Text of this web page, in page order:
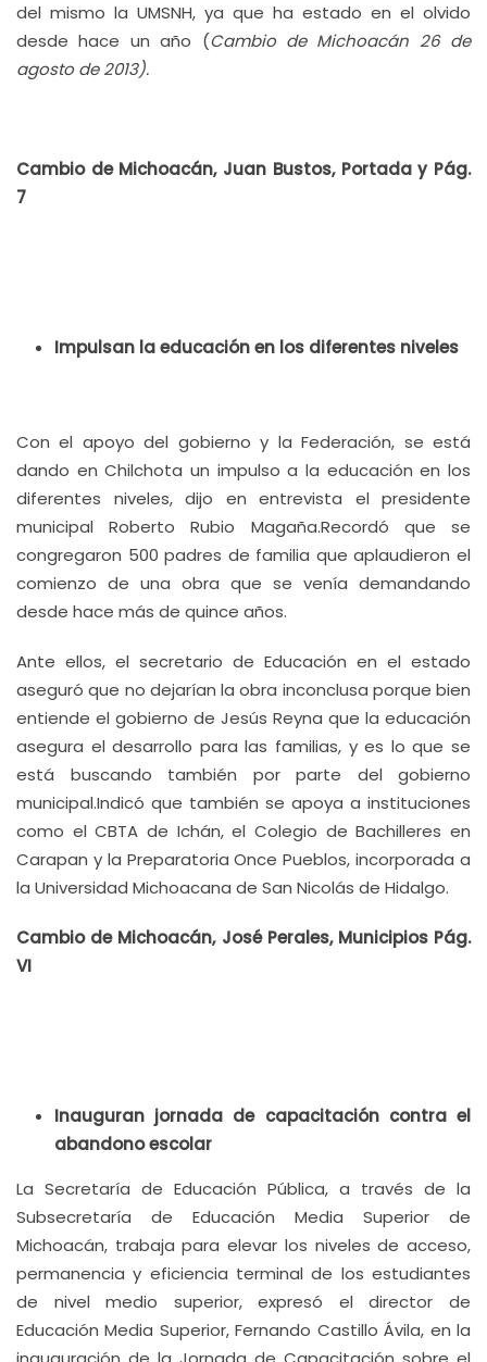
del mismo la UMSNH, ya que ha estado en el olvido
desde hace un año (Cambio de Michoacán 26 de
agosto de 2013).
Cambio de Michoacán, Juan Bustos, Portada y Pág.
7
Impulsan la educación en los diferentes niveles
Con el apoyo del gobierno y la Federación, se está
dando en Chilchota un impulso a la educación en los
diferentes niveles, dijo en entrevista el presidente
municipal Roberto Rubio Magaña.Recordó que se
congregaron 500 padres de familia que aplaudieron el
comienzo de una obra que se venía demandando
desde hace más de quince años.
Ante ellos, el secretario de Educación en el estado
aseguró que no dejarían la obra inconclusa porque bien
entiende el gobierno de Jesús Reyna que la educación
asegura el desarrollo para las familias, y es lo que se
está buscando también por parte del gobierno
municipal.Indicó que también se apoya a instituciones
como el CBTA de Ichán, el Colegio de Bachilleres en
Carapan y la Preparatoria Once Pueblos, incorporada a
la Universidad Michoacana de San Nicolás de Hidalgo.
Cambio de Michoacán, José Perales, Municipios Pág.
VI
Inauguran jornada de capacitación contra el
abandono escolar
La Secretaría de Educación Pública, a través de la
Subsecretaría de Educación Media Superior de
Michoacán, trabaja para elevar los niveles de acceso,
permanencia y eficiencia terminal de los estudiantes
de nivel medio superior, expresó el director de
Educación Media Superior, Fernando Castillo Ávila, en la